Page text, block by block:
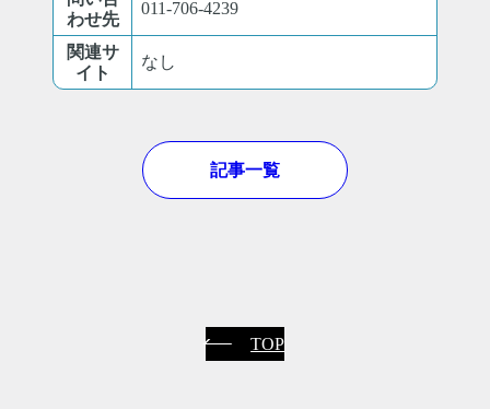
わせ先
011-706-4239
関連サ
イト
なし
記事一覧
TOP